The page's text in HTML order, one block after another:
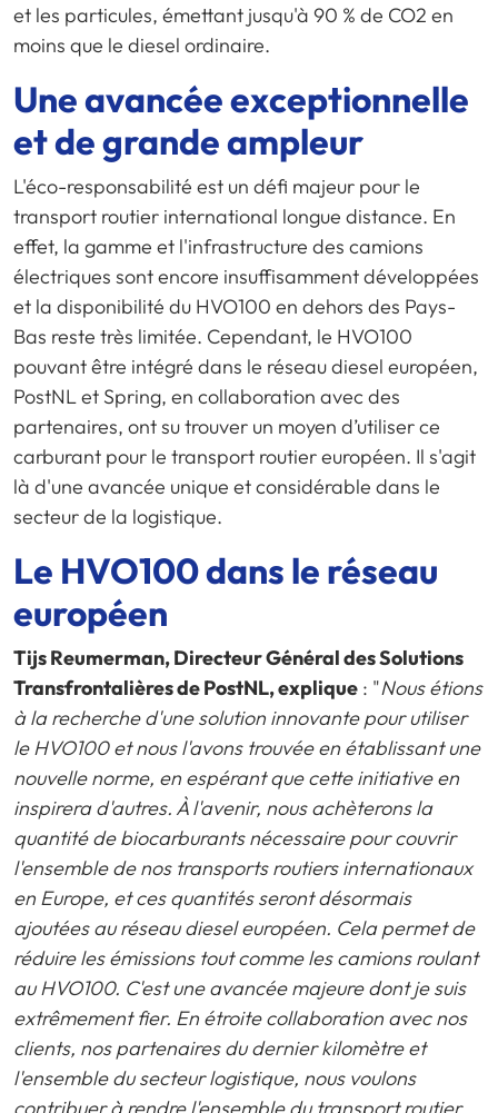
et les particules, émettant jusqu'à 90 % de CO2 en
moins que le diesel ordinaire.
Une avancée exceptionnelle
et de grande ampleur
L'éco-responsabilité est un défi majeur pour le
transport routier international longue distance. En
effet, la gamme et l'infrastructure des camions
électriques sont encore insuffisamment développées
et la disponibilité du HVO100 en dehors des Pays-
Bas reste très limitée. Cependant, le HVO100
pouvant être intégré dans le réseau diesel européen,
PostNL et Spring, en collaboration avec des
partenaires, ont su trouver un moyen d’utiliser ce
carburant pour le transport routier européen. Il s'agit
là d'une avancée unique et considérable dans le
secteur de la logistique.
Le HVO100 dans le réseau
européen
Tijs Reumerman, Directeur Général des Solutions
Transfrontalières de PostNL, explique : "Nous étions
à la recherche d'une solution innovante pour utiliser
le HVO100 et nous l'avons trouvée en établissant une
nouvelle norme, en espérant que cette initiative en
inspirera d'autres. À l'avenir, nous achèterons la
quantité de biocarburants nécessaire pour couvrir
l'ensemble de nos transports routiers internationaux
en Europe, et ces quantités seront désormais
ajoutées au réseau diesel européen. Cela permet de
réduire les émissions tout comme les camions roulant
au HVO100. C'est une avancée majeure dont je suis
extrêmement fier. En étroite collaboration avec nos
clients, nos partenaires du dernier kilomètre et
l'ensemble du secteur logistique, nous voulons
contribuer à rendre l'ensemble du transport routier